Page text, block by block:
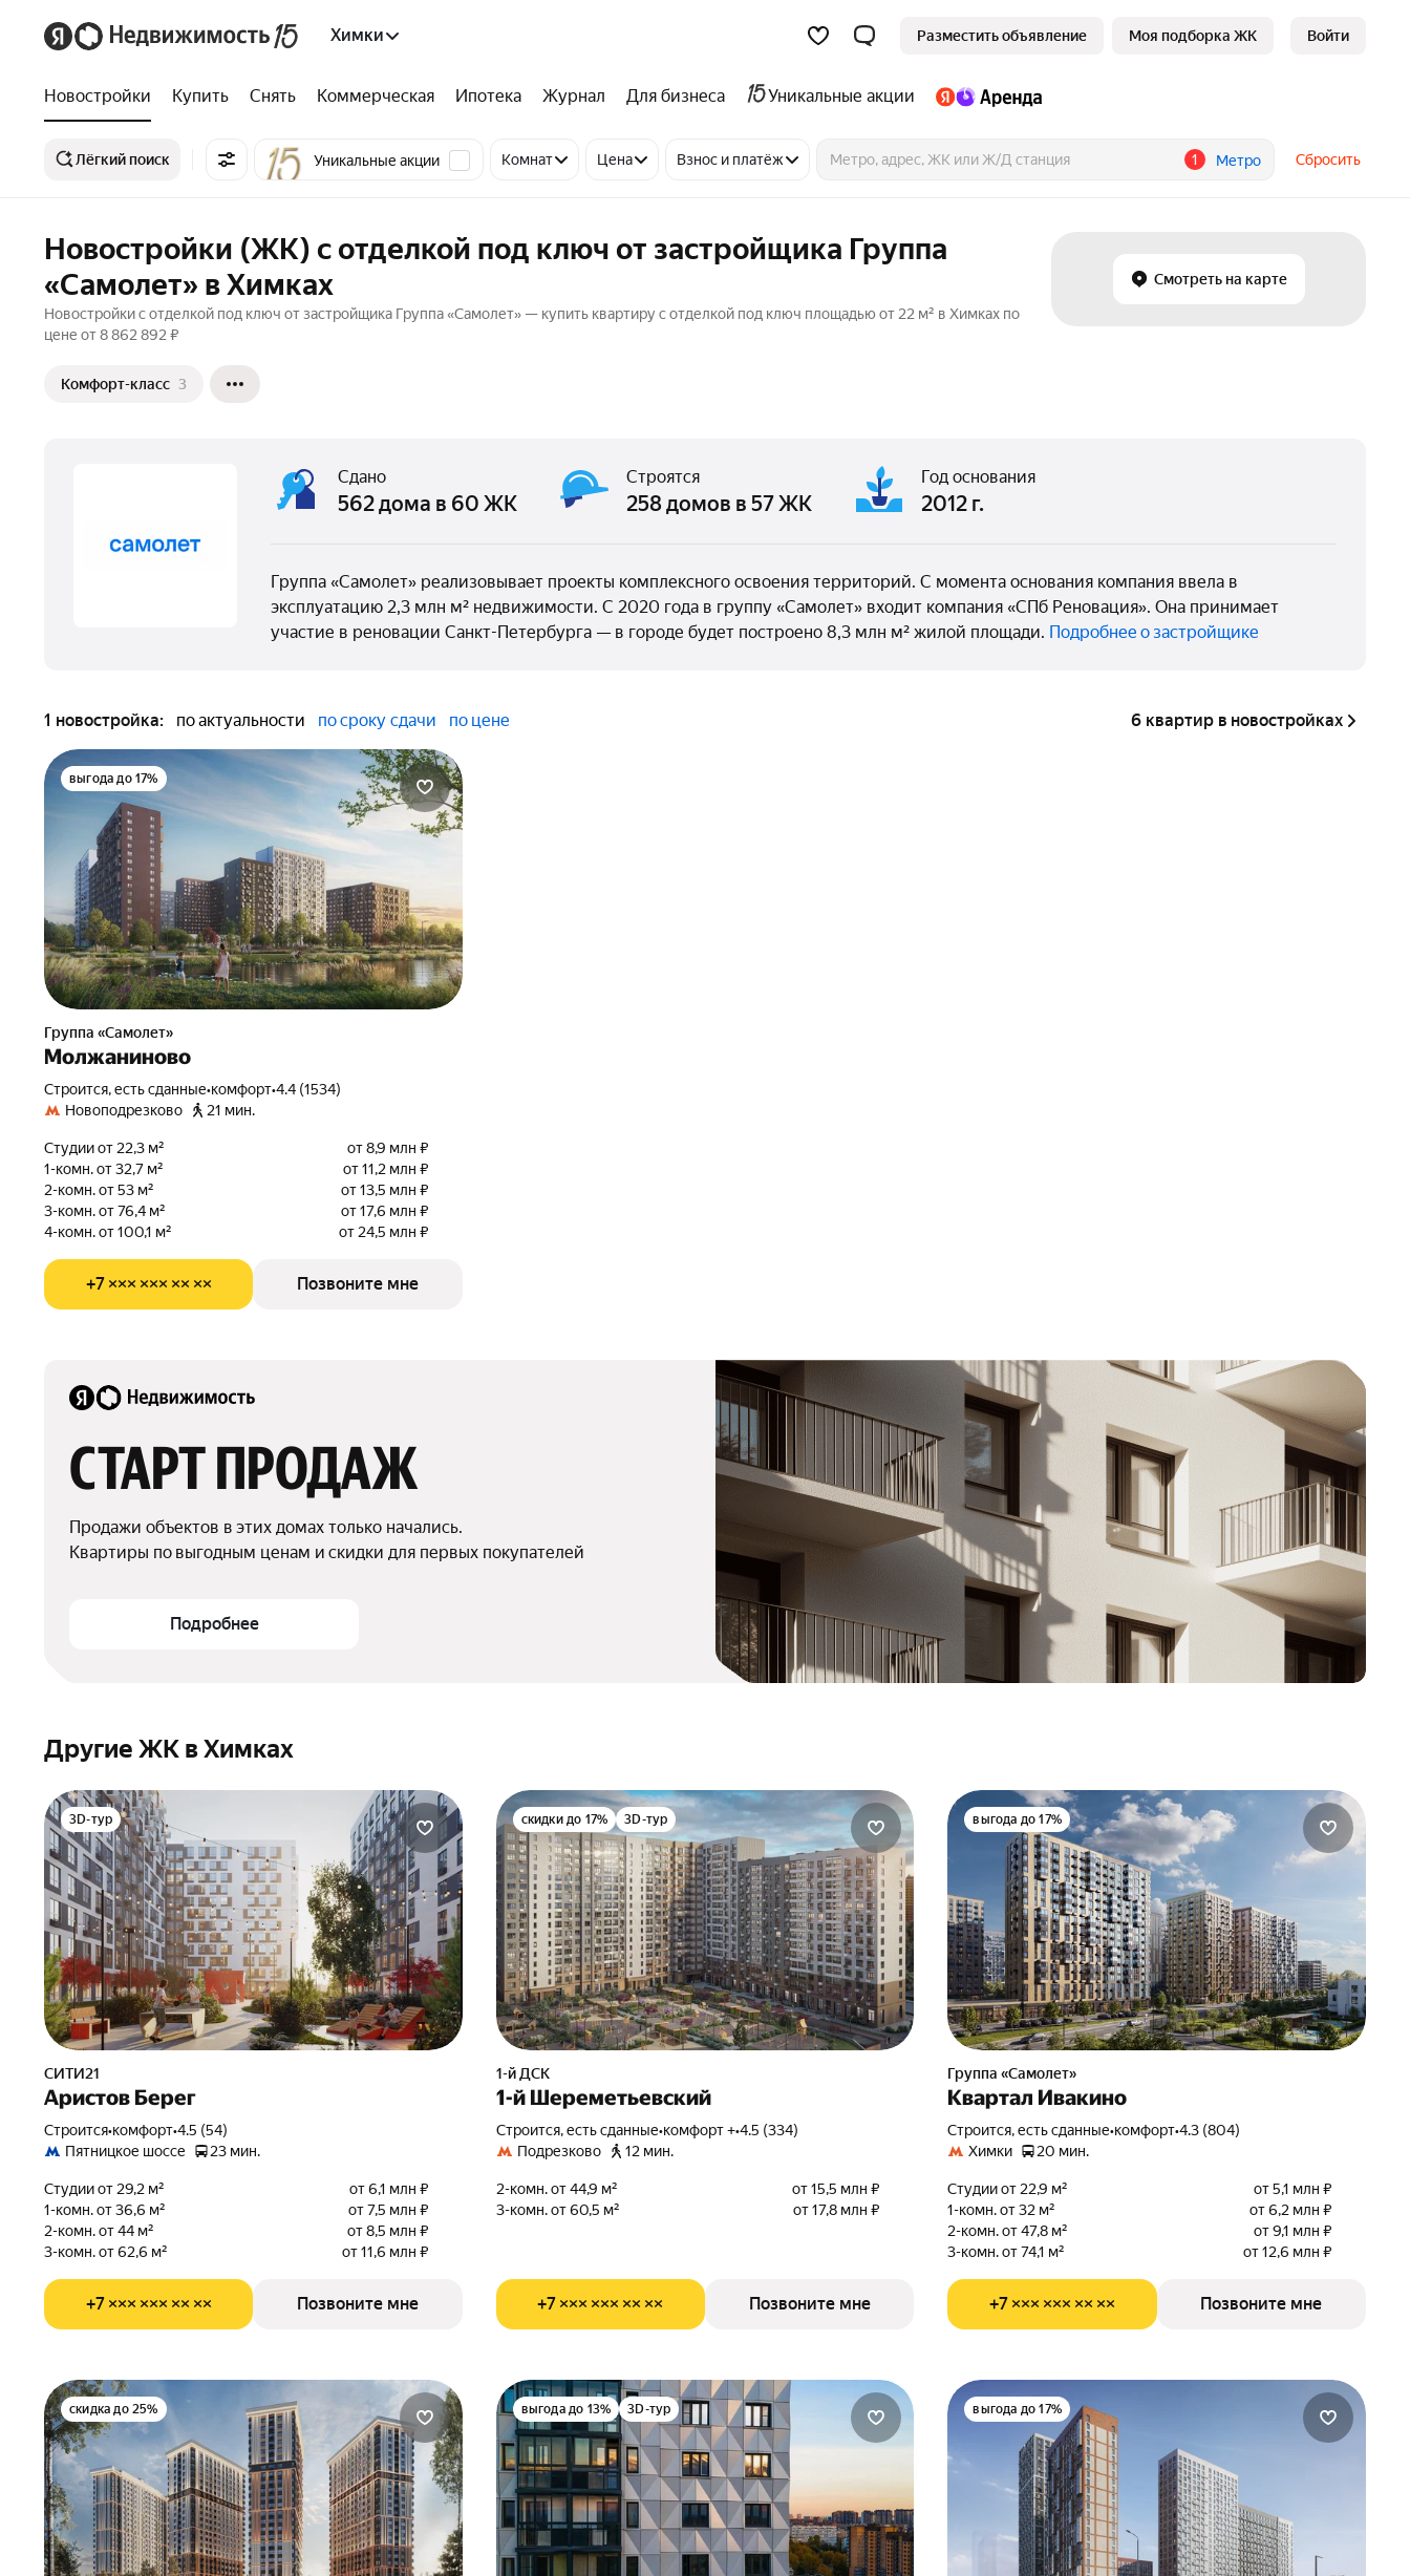
Химки Разместить объявление Моя подборка ЖК Войти
Новостройки Купить Снять Коммерческая Ипотека Журнал Для бизнеса Уникальные акции
Лёгкий поиск Уникальные акции Комнат Цена Взнос и платёж 1 Метро Сбросить
Новостройки (ЖК) с отделкой под ключ от застройщика Группа
«Самолет» в Химках
Новостройки с отделкой под ключ от застройщика Группа «Самолет» — купить квартиру с отделкой под ключ площадью от 22 м² в Химках по
цене от 8 862 892 ₽
Комфорт-класс 3
Смотреть на карте
Сдано
562 дома в 60 ЖК
Строятся
258 домов в 57 ЖК
Год основания
2012 г.
Группа «Самолет» реализовывает проекты комплексного освоения территорий. С момента основания компания ввела в
эксплуатацию 2,3 млн м² недвижимости. С 2020 года в группу «Самолет» входит компания «СПб Реновация». Она принимает
участие в реновации Санкт-Петербурга — в городе будет построено 8,3 млн м² жилой площади. Подробнее о застройщике
1 новостройка: по актуальности по сроку сдачи по цене 6 квартир в новостройках
выгода до 17%
Группа «Самолет»
Молжаниново
Строится, есть сданные•комфорт•4.4 (1534)
Новоподрезково
21 мин.
Студии от 22,3 м²
от 8,9 млн ₽
1-комн. от 32,7 м²
от 11,2 млн ₽
2-комн. от 53 м²
от 13,5 млн ₽
3-комн. от 76,4 м²
от 17,6 млн ₽
4-комн. от 100,1 м²
от 24,5 млн ₽
+7 ××× ××× ×× ×× Позвоните мне
СТАРТ ПРОДАЖ
Продажи объектов в этих домах только начались.
Квартиры по выгодным ценам и скидки для первых покупателей
Подробнее
Другие ЖК в Химках
3D-тур
СИТИ21
Аристов Берег
Строится•комфорт•4.5 (54)
Пятницкое шоссе
23 мин.
Студии от 29,2 м²
от 6,1 млн ₽
1-комн. от 36,6 м²
от 7,5 млн ₽
2-комн. от 44 м²
от 8,5 млн ₽
3-комн. от 62,6 м²
от 11,6 млн ₽
+7 ××× ××× ×× ×× Позвоните мне
скидки до 17% 3D-тур
1-й ДСК
1-й Шереметьевский
Строится, есть сданные•комфорт +•4.5 (334)
Подрезково
12 мин.
2-комн. от 44,9 м²
от 15,5 млн ₽
3-комн. от 60,5 м²
от 17,8 млн ₽
+7 ××× ××× ×× ×× Позвоните мне
выгода до 17%
Группа «Самолет»
Квартал Ивакино
Строится, есть сданные•комфорт•4.3 (804)
Химки
20 мин.
Студии от 22,9 м²
от 5,1 млн ₽
1-комн. от 32 м²
от 6,2 млн ₽
2-комн. от 47,8 м²
от 9,1 млн ₽
3-комн. от 74,1 м²
от 12,6 млн ₽
+7 ××× ××× ×× ×× Позвоните мне
скидка до 25% выгода до 13% 3D-тур выгода до 17%